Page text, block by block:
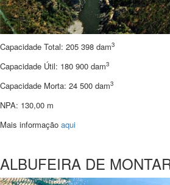
Capacidade Total: 205 398 dam3
Capacidade Útil: 180 900 dam3
Capacidade Morta: 24 500 dam3
NPA: 130,00 m
Mais informação aqui
ALBUFEIRA DE